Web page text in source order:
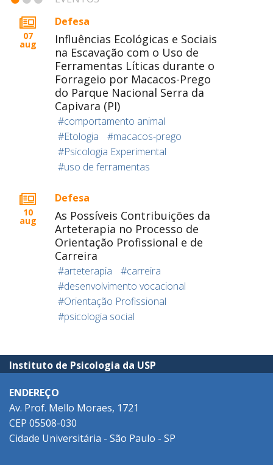
07
aug
Defesa
Influências Ecológicas e Sociais
na Escavação com o Uso de
Ferramentas Líticas durante o
Forrageio por Macacos-Prego
do Parque Nacional Serra da
Capivara (PI)
#comportamento animal
#Etologia
#macacos-prego
#Psicologia Experimental
#uso de ferramentas
10
aug
Defesa
As Possíveis Contribuições da
Arteterapia no Processo de
Orientação Profissional e de
Carreira
#arteterapia
#carreira
#desenvolvimento vocacional
#Orientação Profissional
#psicologia social
Instituto de Psicologia da USP
ENDEREÇO
Av. Prof. Mello Moraes, 1721
CEP 05508-030
Cidade Universitária - São Paulo - SP